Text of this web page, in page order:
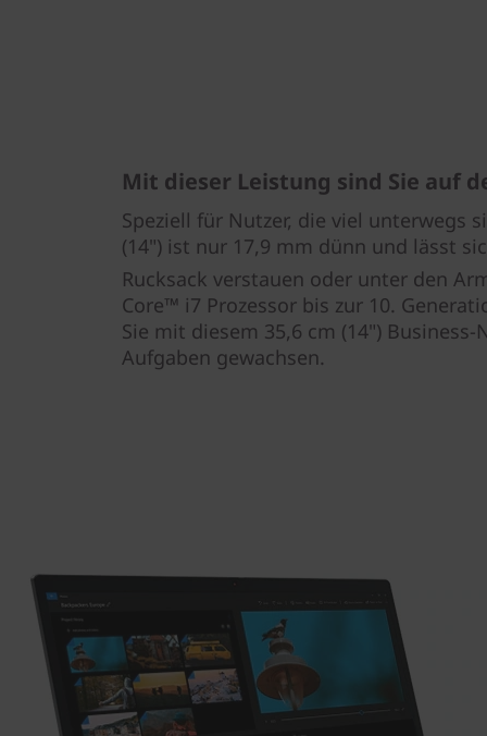
Mit dieser Leistung sind Sie auf
Speziell für Nutzer, die viel unterwegs
(14") ist nur 17,9 mm dünn und lässt
Rucksack verstauen oder unter den
Core™ i7 Prozessor bis zur 10.
Sie mit diesem 35,6 cm (14")
Aufgaben gewachsen.